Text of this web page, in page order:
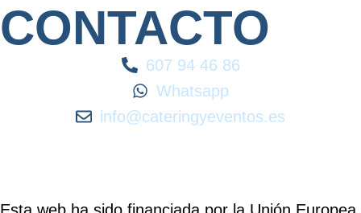
CONTACTO
607 94 46 86
Whatsapp
info@cateringyeventos.es